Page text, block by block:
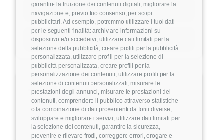
garantire la fruizione dei contenuti digitali, migliorare la
navigazione e, previo tuo consenso, per scopi
pubblicitari. Ad esempio, potremmo utilizzare i tuoi dati
per le seguenti finalità: archiviare informazioni su
dispositivo e/o accedervi, utilizzare dati limitati per la
selezione della pubblicità, creare profili per la pubblicità
personalizzata, utilizzare profili per la selezione di
pubblicità personalizzata, creare profili per la
personalizzazione dei contenuti, utilizzare profili per la
selezione di contenuti personalizzati, misurare le
prestazioni degli annunci, misurare le prestazioni dei
contenuti, comprendere il pubblico attraverso statistiche
o la combinazione di dati provenienti da fonti diverse,
sviluppare e migliorare i servizi, utilizzare dati limitati per
la selezione dei contenuti, garantire la sicurezza,
prevenire e rilevare frodi, correggere errori, erogare e
We work closely with companies to identify
exceptional talent and match them with roles
where they can have real impact.
We are currently helping Serious AI expand
their engineering team.
About Serious AI
Serious AI is an AI and automation company
focused on solving complex problems in heavy
industries such as utilities, oil & gas, logistics,
Guida per questa posizione⚡
Condividi🔗
🔎Informazioni
💼 Livello di esperienza